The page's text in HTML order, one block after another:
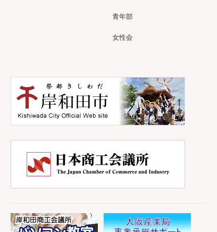
青年部
女性会